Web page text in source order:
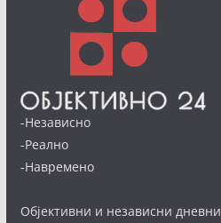
-Независно
-Реално
-Навремено
Објективни и независни